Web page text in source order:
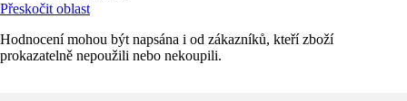
Přeskočit oblast
Hodnocení mohou být napsána i od zákazníků, kteří zboží
prokazatelně nepoužili nebo nekoupili.